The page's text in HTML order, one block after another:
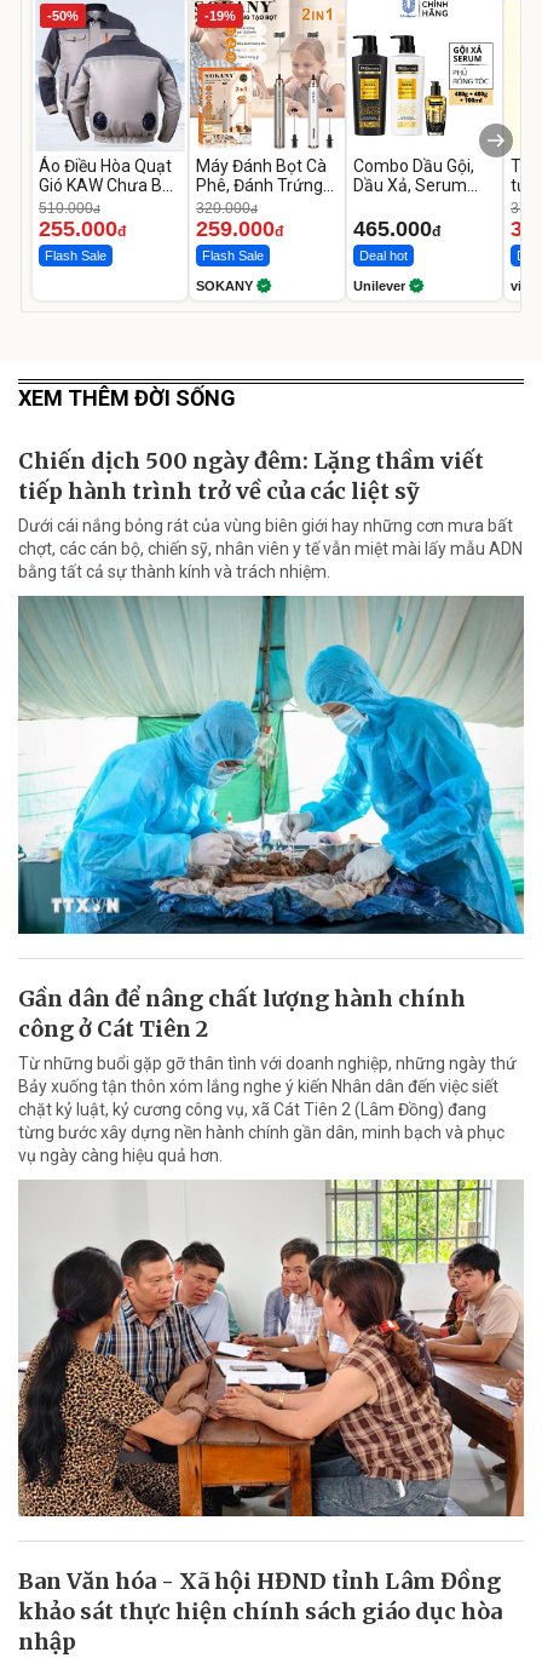
-50%
Áo Điều Hòa Quạt
Gió KAW Chưa Bao
Gồm Phụ Kiện Và
Pin
510.000đ
255.000đ
Flash Sale
-19%
Máy Đánh Bọt Cà
Phê, Đánh Trứng
Mini SOKANY SK-
02018
320.000đ
259.000đ
Flash Sale
SOKANY
Combo Dầu Gội,
Dầu Xả, Serum
Lamellar Gloss
LamellarBond
465.000đ
Deal hot
Unilever
tươi
XEM THÊM ĐỜI SỐNG
Chiến dịch 500 ngày đêm: Lặng thầm viết
tiếp hành trình trở về của các liệt sỹ
Dưới cái nắng bỏng rát của vùng biên giới hay những cơn mưa bất
chợt, các cán bộ, chiến sỹ, nhân viên y tế vẫn miệt mài lấy mẫu ADN
bằng tất cả sự thành kính và trách nhiệm.
Gần dân để nâng chất lượng hành chính
công ở Cát Tiên 2
Từ những buổi gặp gỡ thân tình với doanh nghiệp, những ngày thứ
Bảy xuống tận thôn xóm lắng nghe ý kiến Nhân dân đến việc siết
chặt kỷ luật, kỷ cương công vụ, xã Cát Tiên 2 (Lâm Đồng) đang
từng bước xây dựng nền hành chính gần dân, minh bạch và phục
vụ ngày càng hiệu quả hơn.
Ban Văn hóa - Xã hội HĐND tỉnh Lâm Đồng
khảo sát thực hiện chính sách giáo dục hòa
nhập